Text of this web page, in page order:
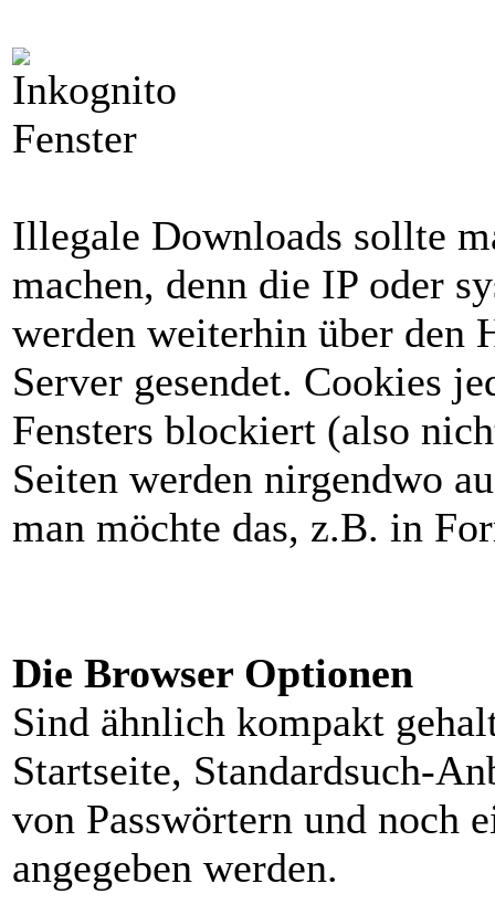
Illegale Downloads sollte
machen, denn die IP oder
werden weiterhin über den
Server gesendet. Cookies
Fensters blockiert (also
Seiten werden nirgendwo
man möchte das, z.B. in
Die Browser Optionen
Sind ähnlich kompakt
Startseite, Standardsuch-
von Passwörtern und noch
angegeben werden.